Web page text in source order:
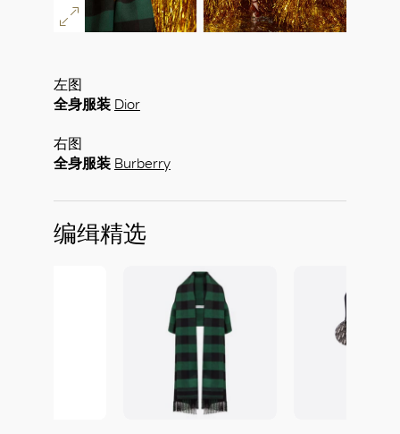
左图
全身服装 Dior
右图
全身服装 Burberry
编缉精选